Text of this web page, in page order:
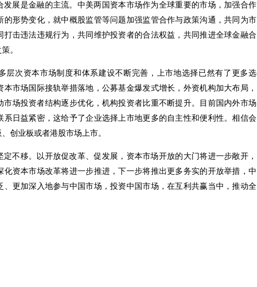
展是金融的主流。中美两国资本市场作为全球重要的市场，加强合作
的形势变化，就中概股监管等问题加强监管合作与政策沟通，共同为市
击违法违规行为，共同维护投资者的合法权益，共同推进全球金融合
。
层次资本市场制度和体系建设不断完善，上市地选择已然有了更多选
市场国际接轨举措落地，公募基金爆发式增长，外资机构加大布局，
场投资者结构逐步优化，机构投资者比重不断提升。目前国内外市场
日益紧密，这给予了企业选择上市地更多的自主性和便利性。相信会
创业板或者港股市场上市。
不移。以开放促改革、促发展，资本市场开放的大门将进一步敞开，
化资本市场改革将进一步推进，下一步将推出更多务实的开放举措，中
、更加深入地参与中国市场，投资中国市场，在互利共赢当中，推动全